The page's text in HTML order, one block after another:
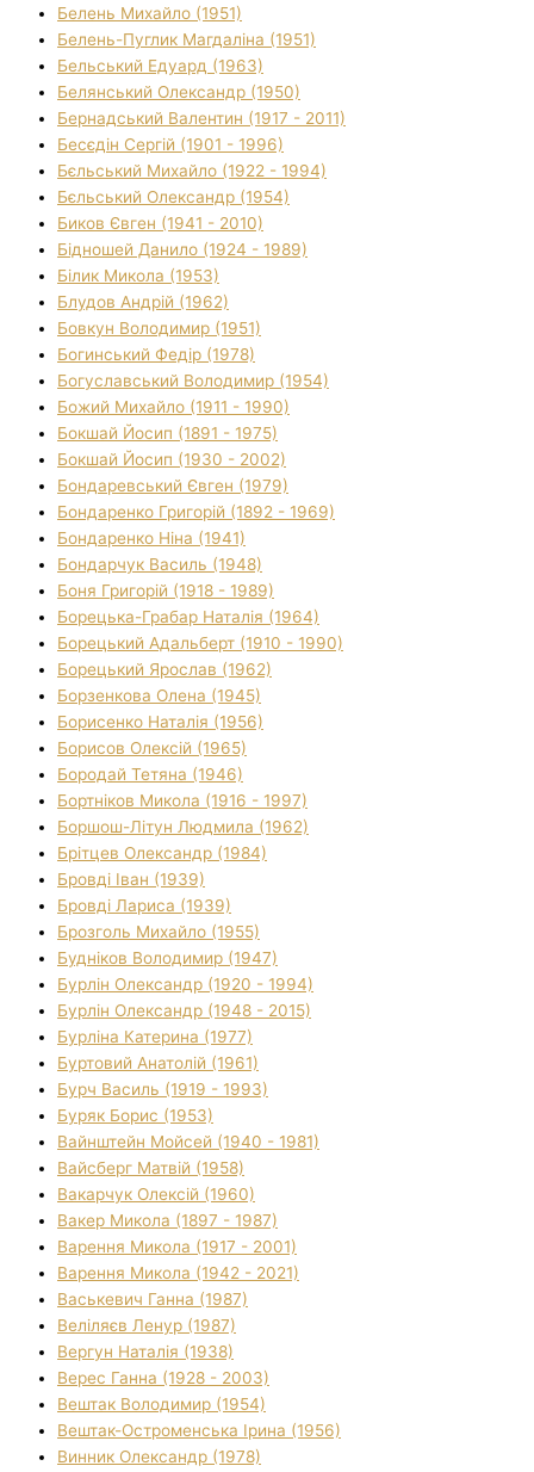
Белень Михайло (1951)
Белень-Пуглик Магдаліна (1951)
Бельський Едуард (1963)
Белянський Олександр (1950)
Бернадський Валентин (1917 - 2011)
Бесєдін Сергій (1901 - 1996)
Бєльський Михайло (1922 - 1994)
Бєльський Олександр (1954)
Биков Євген (1941 - 2010)
Бідношей Данило (1924 - 1989)
Білик Микола (1953)
Блудов Андрій (1962)
Бовкун Володимир (1951)
Богинський Федір (1978)
Богуславський Володимир (1954)
Божий Михайло (1911 - 1990)
Бокшай Йосип (1891 - 1975)
Бокшай Йосип (1930 - 2002)
Бондаревський Євген (1979)
Бондаренко Григорій (1892 - 1969)
Бондаренко Ніна (1941)
Бондарчук Василь (1948)
Боня Григорій (1918 - 1989)
Борецька-Грабар Наталія (1964)
Борецький Адальберт (1910 - 1990)
Борецький Ярослав (1962)
Борзенкова Олена (1945)
Борисенко Наталія (1956)
Борисов Олексій (1965)
Бородай Тетяна (1946)
Бортніков Микола (1916 - 1997)
Боршош-Літун Людмила (1962)
Брітцев Олександр (1984)
Бровді Іван (1939)
Бровді Лариса (1939)
Брозголь Михайло (1955)
Будніков Володимир (1947)
Бурлін Олександр (1920 - 1994)
Бурлін Олександр (1948 - 2015)
Бурліна Катерина (1977)
Буртовий Анатолій (1961)
Бурч Василь (1919 - 1993)
Буряк Борис (1953)
Вайнштейн Мойсей (1940 - 1981)
Вайсберг Матвій (1958)
Вакарчук Олексій (1960)
Вакер Микола (1897 - 1987)
Варення Микола (1917 - 2001)
Варення Микола (1942 - 2021)
Васькевич Ганна (1987)
Веліляєв Ленур (1987)
Вергун Наталія (1938)
Верес Ганна (1928 - 2003)
Вештак Володимир (1954)
Вештак-Остроменська Ірина (1956)
Винник Олександр (1978)